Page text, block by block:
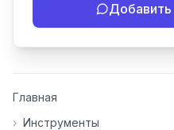
некорректно
инструменты
Главная
› Инструменты